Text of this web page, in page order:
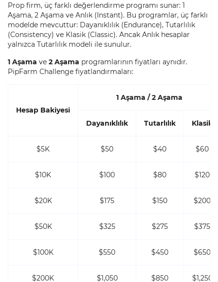
Prop firm, üç farklı değerlendirme programı sunar: 1
Aşama, 2 Aşama ve Anlık (Instant). Bu programlar, üç farklı
modelde mevcuttur: Dayanıklılık (Endurance), Tutarlılık
(Consistency) ve Klasik (Classic). Ancak Anlık hesaplar
yalnızca Tutarlılık modeli ile sunulur.
1 Aşama ve 2 Aşama programlarının fiyatları aynıdır.
PipFarm Challenge fiyatlandırmaları:
Hesap Bakiyesi
1 Aşama / 2 Aşama
Dayanıklılık Tutarlılık Klasik
$5K $50 $40 $60
$10K $100 $80 $120
$20K $175 $150 $200
$50K $325 $275 $375
$100K $550 $450 $650
$200K $1,050 $850 $1,250